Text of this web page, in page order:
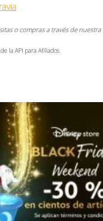
o compras a través de
la API para Afiliados